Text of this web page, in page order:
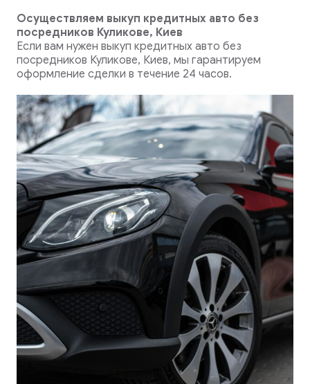
Осуществляем выкуп кредитных авто без
посредников Куликове, Киев
Если вам нужен выкуп кредитных авто без
посредников Куликове, Киев, мы гарантируем
оформление сделки в течение 24 часов.